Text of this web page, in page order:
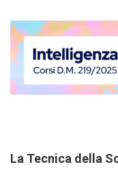
La Tecnica della